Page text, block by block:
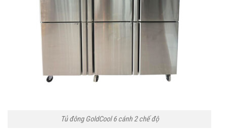
Tủ đông GoldCool 6 cánh 2 chế độ